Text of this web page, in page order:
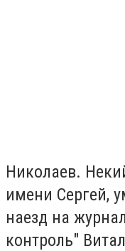
Николаев.
имени Сергей,
наезд на
контроль"